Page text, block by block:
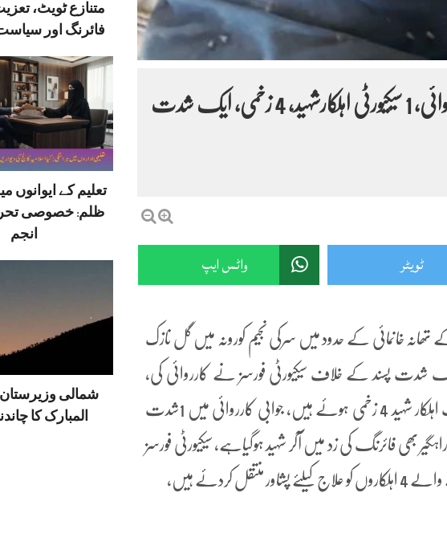
متنازع ٹویٹ،
فائرنگ اور
تعلیم کے
ظلم: خصوصی
انجم
شمالی
المبارک کا
چاسدہ, شدت پسندوں کےخلاف کارروائی، 1 سیکیورٹی اہلکارشہید، 4 زخمی، ایک شدت
ٹویٹر واٹس ایپ
خانمائی کے حدود میں سرکی نجیم کورونہ میں گل نازک
شدت پسند کے خلاف سیکیورٹی فورسز نے کارروائی کی،
فائرنگ کے تبادلے میں سیکیورٹی فورسزکا ایک اہلکار شہید 4 زخمی ہوئے ہیں، جوابی کارروائی میں 1شدت
بھی فائرنگ کی زد میں آکر شہید ہوگیاہے، سیکیورٹی فورسز
کردئے ہیں،